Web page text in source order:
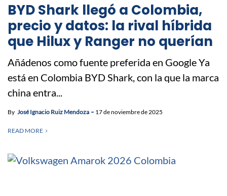
BYD Shark llegó a Colombia,
precio y datos: la rival híbrida
que Hilux y Ranger no querían
Añádenos como fuente preferida en Google Ya
está en Colombia BYD Shark, con la que la marca
china entra...
By José Ignacio Ruiz Mendoza 17 de noviembre de 2025
READ MORE